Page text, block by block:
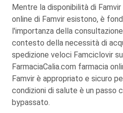
Mentre la disponibilità di
online di Famvir esistono, è
l'importanza della
contesto della necessità di
spedizione veloci Famciclovir
FarmaciaCalia.com farmacia
Famvir è appropriato e sicuro
condizioni di salute è un passo
bypassato.